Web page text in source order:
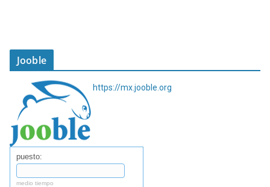
Jooble
https://mx.jooble.org
puesto:
medio tiempo